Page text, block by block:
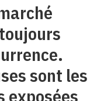
sont les
exposées